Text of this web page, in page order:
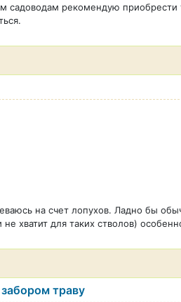
садоводам рекомендую приобрести
на счет лопухов. Ладно бы
хватит для таких стволов)
траву